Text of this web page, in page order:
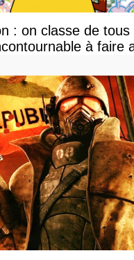
: on classe de
à faire